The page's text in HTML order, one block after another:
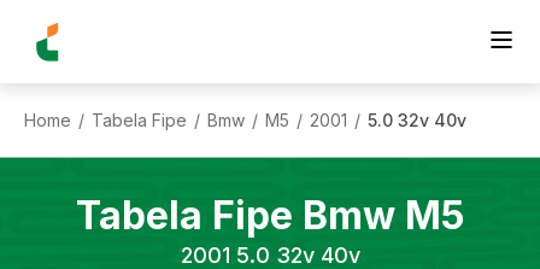
Home / Tabela Fipe / Bmw / M5 / 2001 / 5.0 32v 40v
Tabela Fipe Bmw M5
2001 5.0 32v 40v